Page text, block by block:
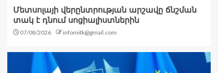
Մետսոլայի վերընտրության արշավը ճնշման
տակ է դնում սոցիալիստներին
07/08/2026 infomitk@gmail.com